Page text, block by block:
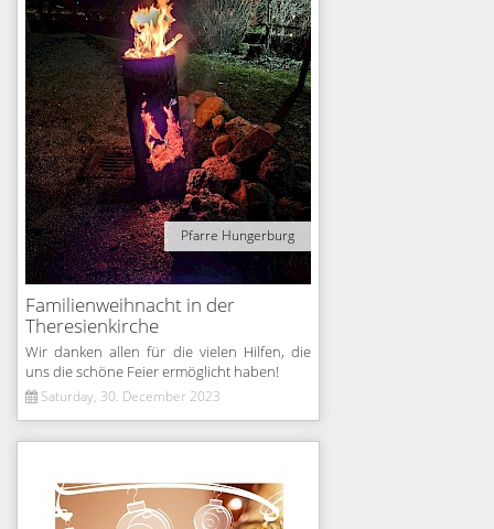
Pfarre Hungerburg
Familienweihnacht in der
Theresienkirche
Wir danken allen für die vielen Hilfen, die
uns die schöne Feier ermöglicht haben!
Saturday, 30. December 2023